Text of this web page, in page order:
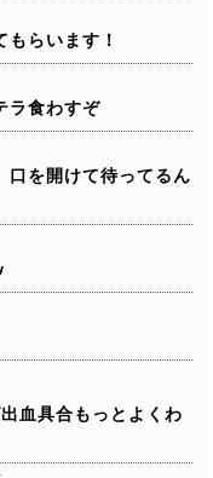
らいます！
ラ食わすぞ
口を開けて待ってるん
血具合もっとよくわ